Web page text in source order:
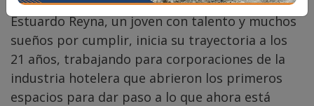
Estuardo Reyna, un joven con talento y muchos
sueños por cumplir, inicia su trayectoria a los
21 años, trabajando para corporaciones de la
industria hotelera que abrieron los primeros
espacios para dar paso a lo que ahora está